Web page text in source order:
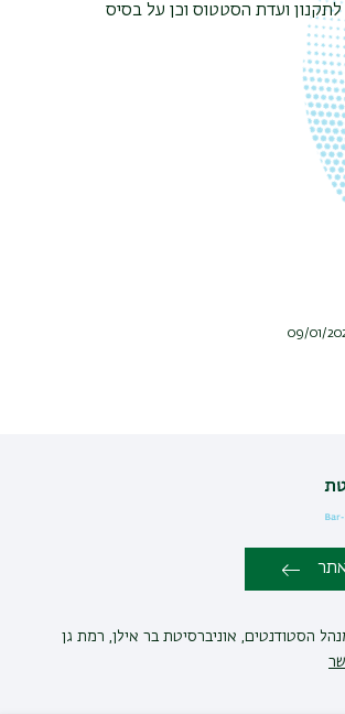
ועדת הסטטוס וכן על בסיס
הסטודנטים, אוניברסיטת בר אילן, רמת גן